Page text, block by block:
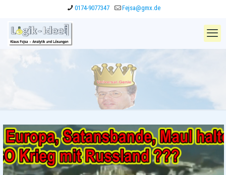
0174-9077347 Fejsa@gmx.de